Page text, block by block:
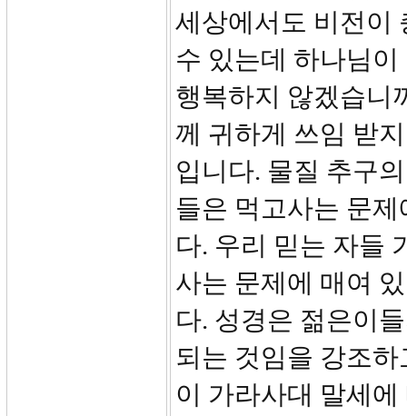
세상에서도 비전이
수 있는데 하나님
행복하지 않겠습니
께 귀하게 쓰임 받
입니다. 물질 추구
들은 먹고사는 문
다. 우리 믿는 자들
사는 문제에 매여
다. 성경은 젊은이
되는 것임을 강조
이 가라사대 말세